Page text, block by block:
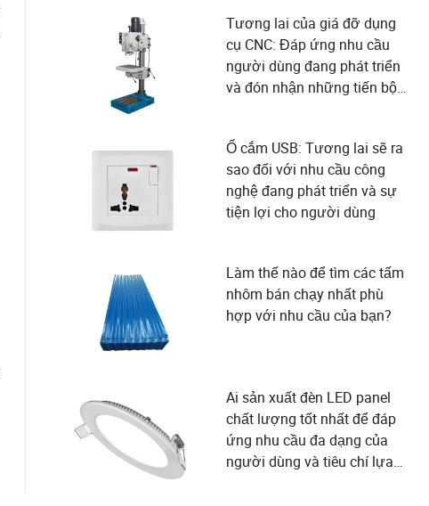
Tương lai của giá đỡ dụng
cụ CNC: Đáp ứng nhu cầu
người dùng đang phát triển
và đón nhận những tiến bộ
Ổ cắm USB: Tương lai sẽ ra
sao đối với nhu cầu công
nghệ đang phát triển và sự
tiện lợi cho người dùng
Làm thế nào để tìm các tấm
nhôm bán chạy nhất phù
hợp với nhu cầu của bạn?
Ai sản xuất đèn LED panel
chất lượng tốt nhất để đáp
ứng nhu cầu đa dạng của
người dùng và tiêu chí lựa